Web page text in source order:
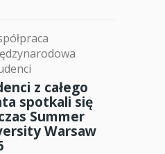
z całego
spotkali się
Summer
Warsaw